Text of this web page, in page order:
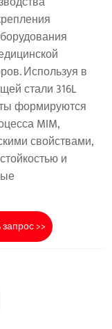
Используя в
стали 316L
формируются
MIM,
свойствами,
и
>>